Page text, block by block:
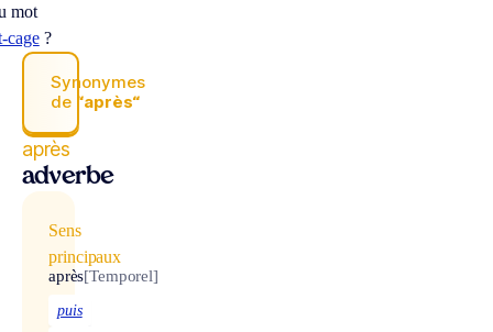
mot
cage?
Synonymes
de “après“
après
adverbe
Sens
principaux
après[Temporel]
puis